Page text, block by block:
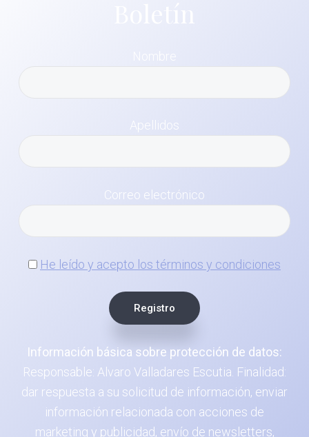
Apellidos
Correo electrónico
He leído y acepto los términos y condiciones
Información básica sobre protección de datos:
Responsable: Alvaro Valladares Escutia. Finalidad:
dar respuesta a su solicitud de información, enviar
información relacionada con acciones de
marketing y publicidad, envío de newsletters,